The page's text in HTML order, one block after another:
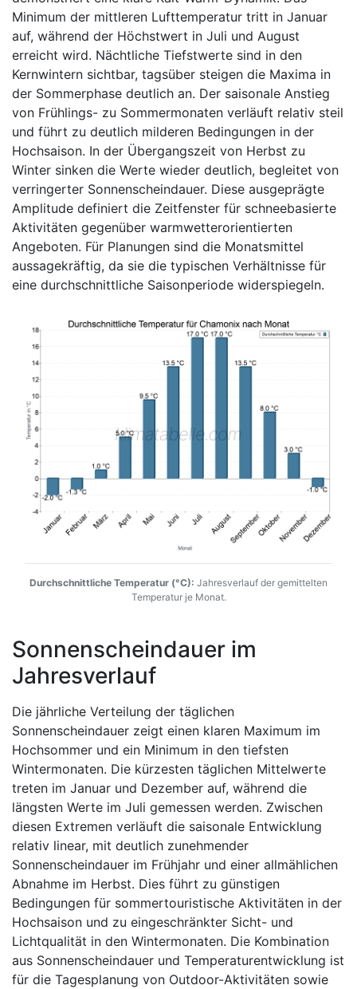
Minimum der mittleren Lufttemperatur tritt in Januar
auf, während der Höchstwert in Juli und August
erreicht wird. Nächtliche Tiefstwerte sind in den
Kernwintern sichtbar, tagsüber steigen die Maxima in
der Sommerphase deutlich an. Der saisonale Anstieg
von Frühlings- zu Sommermonaten verläuft relativ steil
und führt zu deutlich milderen Bedingungen in der
Hochsaison. In der Übergangszeit von Herbst zu
Winter sinken die Werte wieder deutlich, begleitet von
verringerter Sonnenscheindauer. Diese ausgeprägte
Amplitude definiert die Zeitfenster für schneebasierte
Aktivitäten gegenüber warmwetterorientierten
Angeboten. Für Planungen sind die Monatsmittel
aussagekräftig, da sie die typischen Verhältnisse für
eine durchschnittliche Saisonperiode widerspiegeln.
Durchschnittliche Temperatur (°C): Jahresverlauf der gemittelten
Temperatur je Monat.
Sonnenscheindauer im
Jahresverlauf
Die jährliche Verteilung der täglichen
Sonnenscheindauer zeigt einen klaren Maximum im
Hochsommer und ein Minimum in den tiefsten
Wintermonaten. Die kürzesten täglichen Mittelwerte
treten im Januar und Dezember auf, während die
längsten Werte im Juli gemessen werden. Zwischen
diesen Extremen verläuft die saisonale Entwicklung
relativ linear, mit deutlich zunehmender
Sonnenscheindauer im Frühjahr und einer allmählichen
Abnahme im Herbst. Dies führt zu günstigen
Bedingungen für sommertouristische Aktivitäten in der
Hochsaison und zu eingeschränkter Sicht- und
Lichtqualität in den Wintermonaten. Die Kombination
aus Sonnenscheindauer und Temperaturentwicklung ist
für die Tagesplanung von Outdoor-Aktivitäten sowie